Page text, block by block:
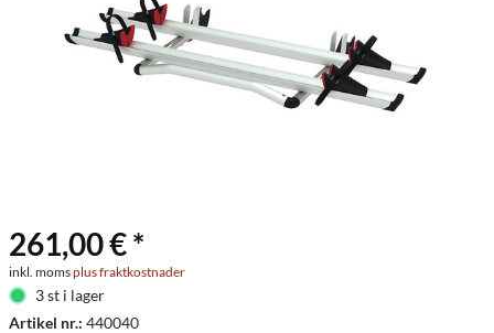
261,00 € *
inkl. momsplus fraktkostnader
3 st i lager
Artikel nr.: 440040